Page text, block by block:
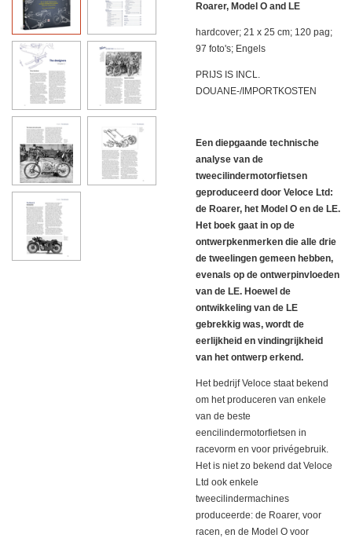
Roarer, Model O and LE
hardcover; 21 x 25 cm; 120 pag;
97 foto's; Engels
PRIJS IS INCL.
DOUANE-/IMPORTKOSTEN
Een diepgaande technische
analyse van de
tweecilindermotorfietsen
geproduceerd door Veloce Ltd:
de Roarer, het Model O en de LE.
Het boek gaat in op de
ontwerpkenmerken die alle drie
de tweelingen gemeen hebben,
evenals op de ontwerpinvloeden
van de LE. Hoewel de
ontwikkeling van de LE
gebrekkig was, wordt de
eerlijkheid en vindingrijkheid
van het ontwerp erkend.
Het bedrijf Veloce staat bekend
om het produceren van enkele
van de beste
eencilindermotorfietsen in
racevorm en voor privégebruik.
Het is niet zo bekend dat Veloce
Ltd ook enkele
tweecilindermachines
produceerde: de Roarer, voor
racen, en de Model O voor